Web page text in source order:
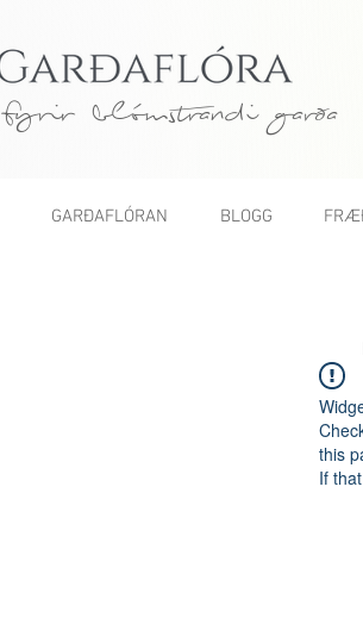
fyrir blómstrandi garða
GARÐAFLÓRAN BLOGG
this
If